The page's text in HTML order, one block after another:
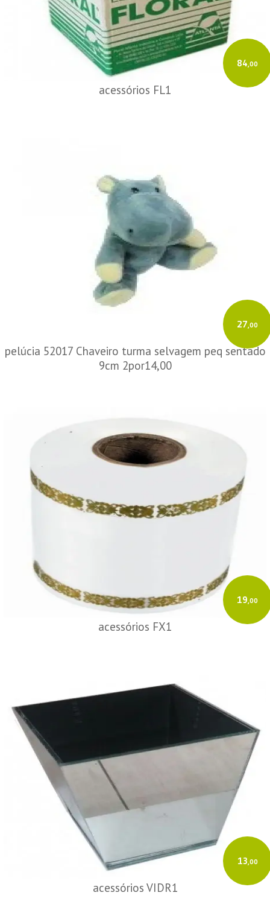
84,00
acessórios FL1
27,00
pelúcia 52017 Chaveiro turma selvagem peq sentado
9cm 2por14,00
19,00
acessórios FX1
13,00
acessórios VIDR1